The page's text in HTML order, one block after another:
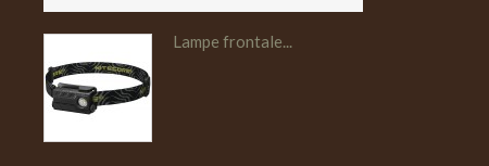
Lampe frontale...